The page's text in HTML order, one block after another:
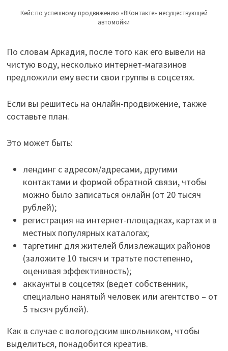
Кейс по успешному продвижению «ВКонтакте» несуществующей
автомойки
По словам Аркадия, после того как его вывели на
чистую воду, несколько интернет-магазинов
предложили ему вести свои группы в соцсетях.
Если вы решитесь на онлайн-продвижение, также
составьте план.
Это может быть:
лендинг с адресом/адресами, другими
контактами и формой обратной связи, чтобы
можно было записаться онлайн (от 20 тысяч
рублей);
регистрация на интернет-площадках, картах и в
местных популярных каталогах;
таргетинг для жителей близлежащих районов
(заложите 10 тысяч и тратьте постепенно,
оценивая эффективность);
аккаунты в соцсетях (ведет собственник,
специально нанятый человек или агентство – от
5 тысяч рублей).
Как в случае с вологодским школьником, чтобы
выделиться, понадобится креатив.